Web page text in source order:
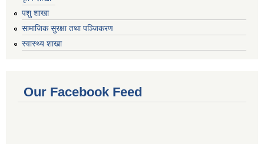
पशु शाखा
सामाजिक सुरक्षा तथा पञ्जिकरण
स्वास्थ्य शाखा
Our Facebook Feed